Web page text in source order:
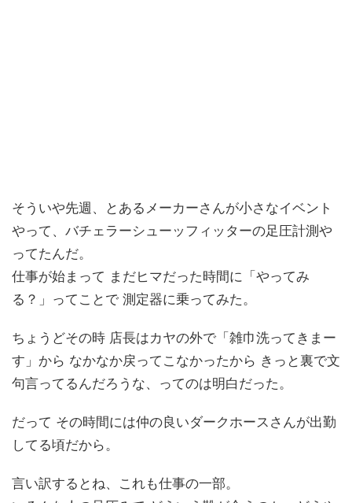
そういや先週、とあるメーカーさんが小さなイベント
やって、バチェラーシューッフィッターの足圧計測や
ってたんだ。
仕事が始まって まだヒマだった時間に「やってみ
る？」ってことで 測定器に乗ってみた。
ちょうどその時 店長はカヤの外で「雑巾洗ってきまー
す」から なかなか戻ってこなかったから きっと裏で文
句言ってるんだろうな、ってのは明白だった。
だって その時間には仲の良いダークホースさんが出勤
してる頃だから。
言い訳するとね、これも仕事の一部。